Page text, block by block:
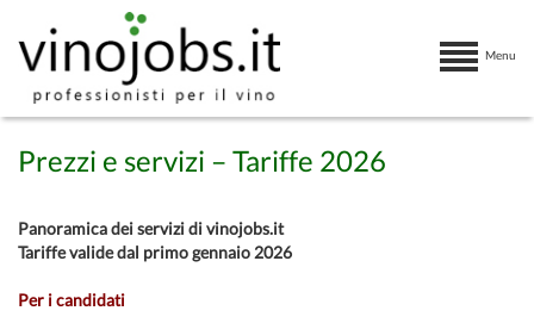
Menu
Prezzi e servizi – Tariffe 2026
Panoramica dei servizi di vinojobs.it
Tariffe valide dal primo gennaio 2026
Per i candidati